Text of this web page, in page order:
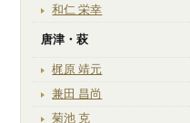
和仁 栄幸
唐津・萩
梶原 靖元
兼田 昌尚
菊池 克